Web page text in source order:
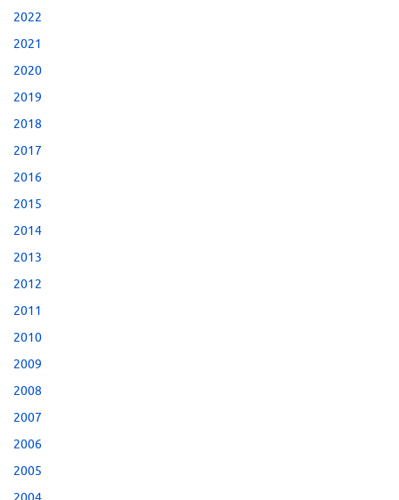
2022
2021
2020
2019
2018
2017
2016
2015
2014
2013
2012
2011
2010
2009
2008
2007
2006
2005